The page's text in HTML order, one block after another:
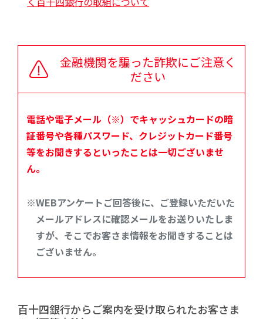
金融機関を騙った詐欺にご注意く
ださい
電話や電子メール（※）でキャッシュカードの暗
証番号や各種パスワード、クレジットカード番号
等をお聞きするといったことは一切ございませ
ん。
※WEBアンケートご回答後に、ご登録いただいた
メールアドレスに確認メールをお送りいたしま
すが、そこでお客さま情報をお聞きすることは
ございません。
百十四銀行からご案内を受け取られたお客さま